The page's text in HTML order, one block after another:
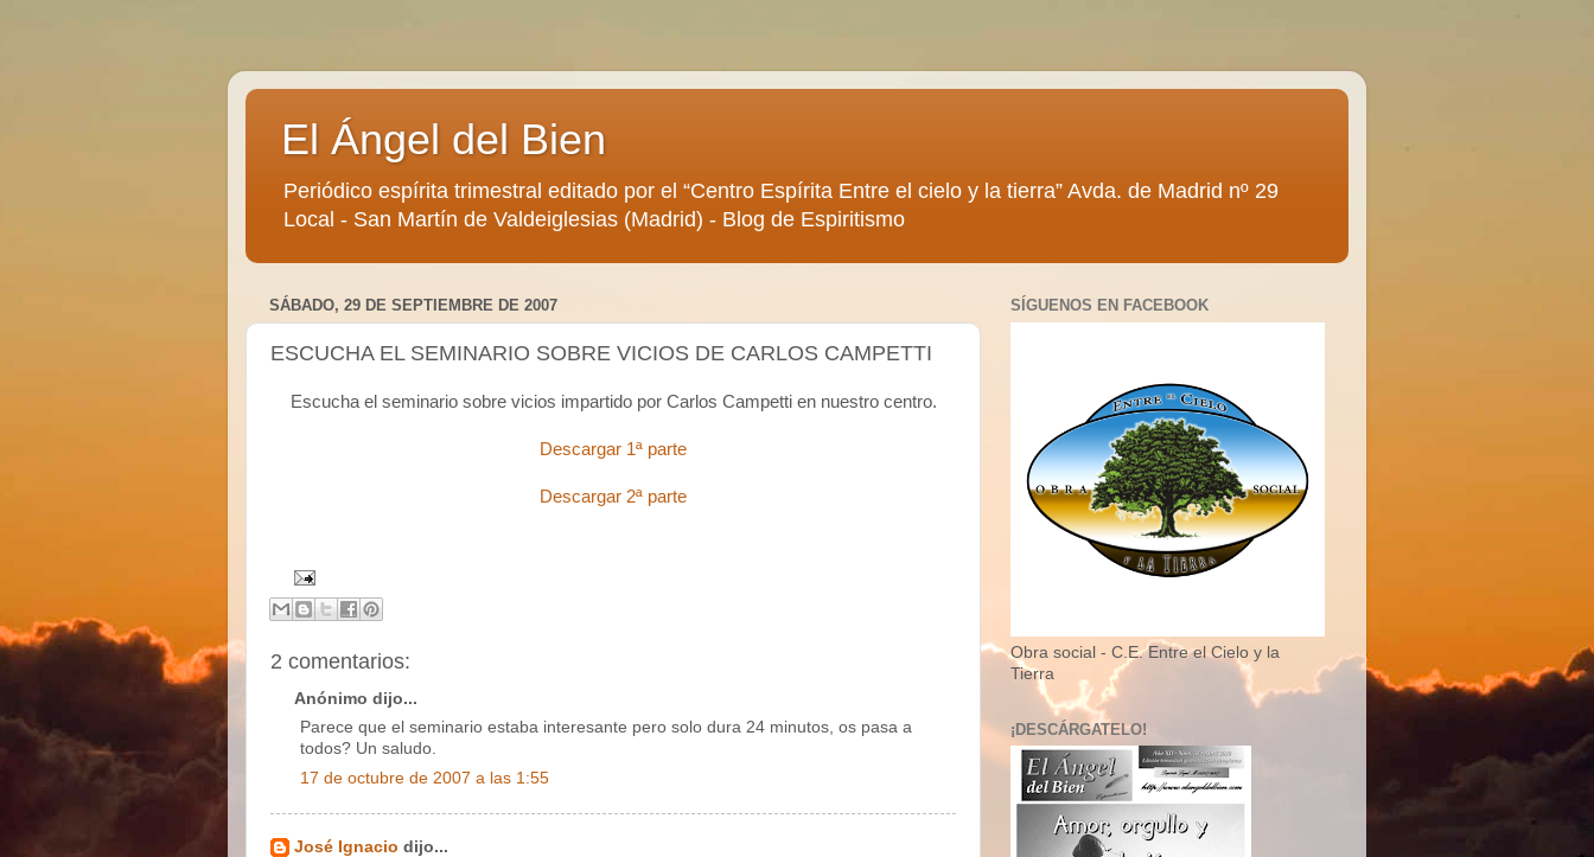
El Ángel del Bien
Periódico espírita trimestral editado por el “Centro Espírita Entre el cielo y la tierra” Avda. de Madrid nº 29
Local - San Martín de Valdeiglesias (Madrid) - Blog de Espiritismo
SÁBADO, 29 DE SEPTIEMBRE DE 2007
ESCUCHA EL SEMINARIO SOBRE VICIOS DE CARLOS CAMPETTI
Escucha el seminario sobre vicios impartido por Carlos Campetti en nuestro centro.
Descargar 1ª parte
Descargar 2ª parte
2 comentarios:
Anónimo dijo...
Parece que el seminario estaba interesante pero solo dura 24 minutos, os pasa a
todos? Un saludo.
17 de octubre de 2007 a las 1:55
José Ignacio dijo...
SÍGUENOS EN FACEBOOK
Obra social - C.E. Entre el Cielo y la
Tierra
¡DESCÁRGATELO!